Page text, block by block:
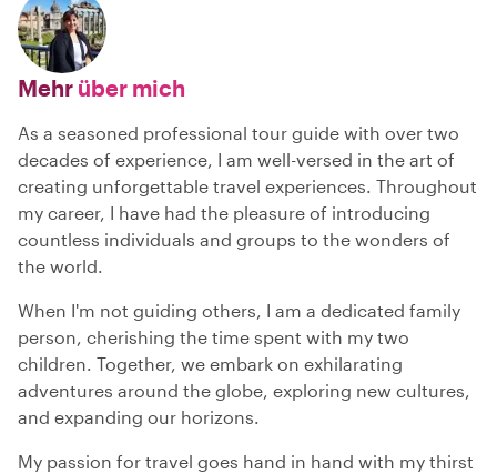
Mehr über mich
As a seasoned professional tour guide with over two
decades of experience, I am well-versed in the art of
creating unforgettable travel experiences. Throughout
my career, I have had the pleasure of introducing
countless individuals and groups to the wonders of
the world.
When I'm not guiding others, I am a dedicated family
person, cherishing the time spent with my two
children. Together, we embark on exhilarating
adventures around the globe, exploring new cultures,
and expanding our horizons.
My passion for travel goes hand in hand with my thirst